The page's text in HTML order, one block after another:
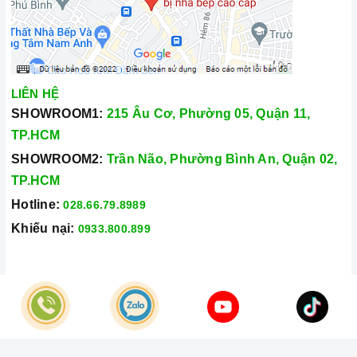
mang đến cho quý khách hàng dịch vụ chăm sóc khách hàng
tận tâm và chính sách bảo hành, hậu mãi chuyên nghiệp nhất.
Xem thêm tại đây: Home Best Care - Trung tâm bảo trì, sửa
chữa thiết bị nhà bếp cao cấp
LIÊN HỆ
SHOWROOM1: 215 Âu Cơ, Phường 05, Quận 11,
TP.HCM
SHOWROOM2: Trần Não, Phường Bình An, Quận 02,
TP.HCM
Hotline: 028.66.79.8989
Khiếu nại: 0933.800.899
© Bản quyền thuộc vềCông Ty TNHH Home Best Việt Nam
Cung cấp bởi
Sapo